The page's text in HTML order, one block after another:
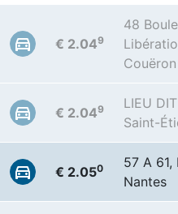
€ 2.049
48
Couëron
€ 2.049
LIEU
Saint-
€ 2.050
57 A 61,
Nantes